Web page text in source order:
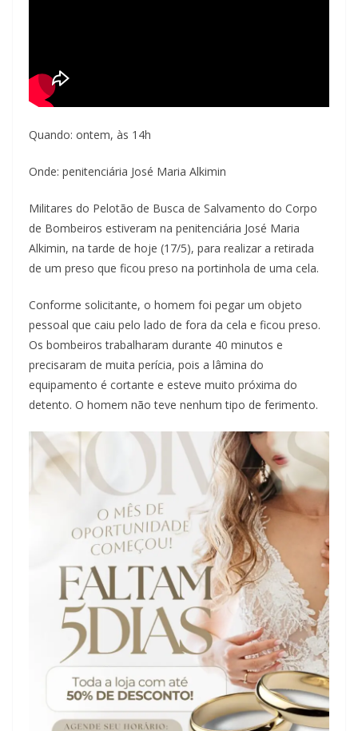
Quando: ontem, às 14h
Onde: penitenciária José Maria Alkimin
Militares do Pelotão de Busca de Salvamento do Corpo
de Bombeiros estiveram na penitenciária José Maria
Alkimin, na tarde de hoje (17/5), para realizar a retirada
de um preso que ficou preso na portinhola de uma cela.
Conforme solicitante, o homem foi pegar um objeto
pessoal que caiu pelo lado de fora da cela e ficou preso.
Os bombeiros trabalharam durante 40 minutos e
precisaram de muita perícia, pois a lâmina do
equipamento é cortante e esteve muito próxima do
detento. O homem não teve nenhum tipo de ferimento.